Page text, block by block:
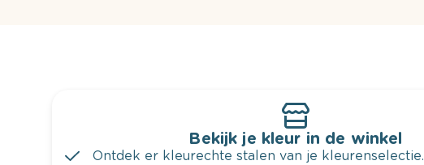
Bekijk je kleur in de winkel
Ontdek er kleurechte stalen van je kleurenselectie.